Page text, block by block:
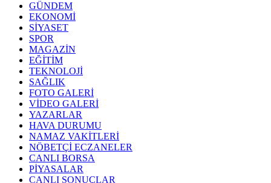
GÜNDEM
EKONOMİ
SİYASET
SPOR
MAGAZİN
EĞİTİM
TEKNOLOJİ
SAĞLIK
FOTO GALERİ
VİDEO GALERİ
YAZARLAR
HAVA DURUMU
NAMAZ VAKİTLERİ
NÖBETÇİ ECZANELER
CANLI BORSA
PİYASALAR
CANLI SONUÇLAR